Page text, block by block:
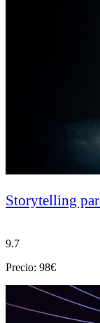
Storytelling
9.7
Precio: 98€